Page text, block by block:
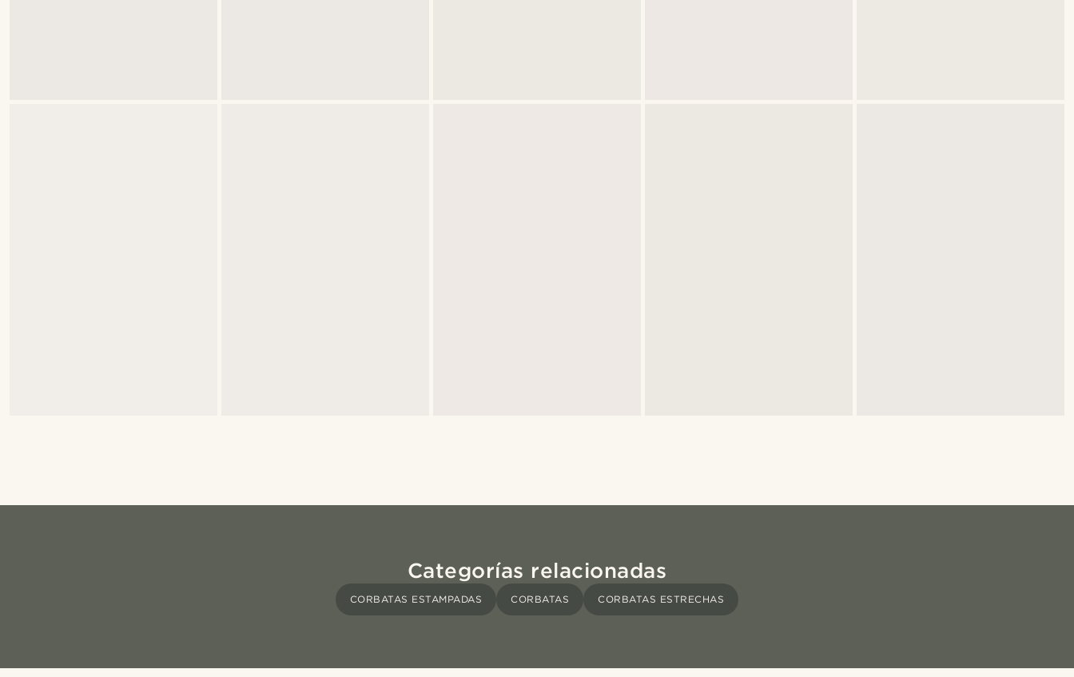
Categorías relacionadas
CORBATAS ESTAMPADAS CORBATAS CORBATAS ESTRECHAS